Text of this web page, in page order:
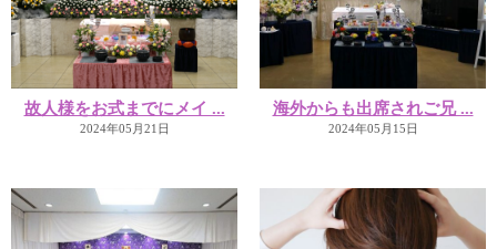
故人様をお式までにメイ ...
2024年05月21日
海外からも出席されご兄 ...
2024年05月15日